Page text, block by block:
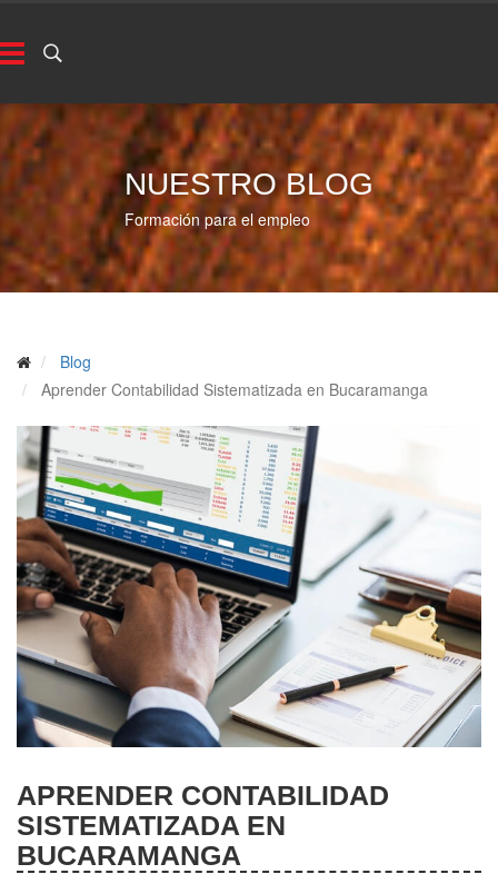
NUESTRO BLOG
Formación para el empleo
Blog
Aprender Contabilidad Sistematizada en Bucaramanga
APRENDER CONTABILIDAD
SISTEMATIZADA EN
BUCARAMANGA